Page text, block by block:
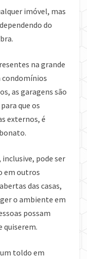
imóvel, mas
do
na grande
condomínios
as garagens são
que os
externos, é
pode ser
em outros
das casas,
o ambiente em
possam
quiserem.
toldo em